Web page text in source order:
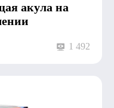
акула на
1 492